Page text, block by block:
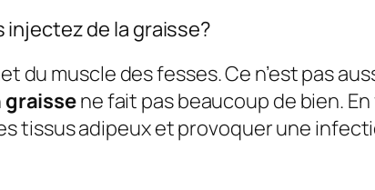
de la graisse?
du muscle des fesses. Ce n’est pas
graissene fait pas beaucoup de bien.
tissus adipeux et provoquer une